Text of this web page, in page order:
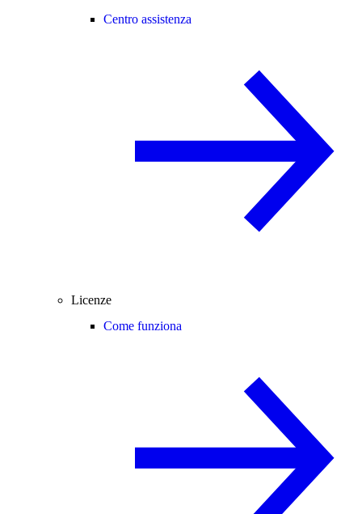
Centro assistenza
Licenze
Come funziona